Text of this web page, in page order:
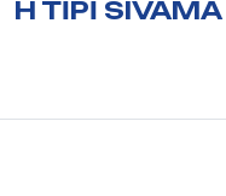
H TIPI SIVAMA